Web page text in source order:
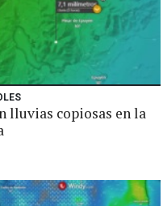
lluvias copiosas en la